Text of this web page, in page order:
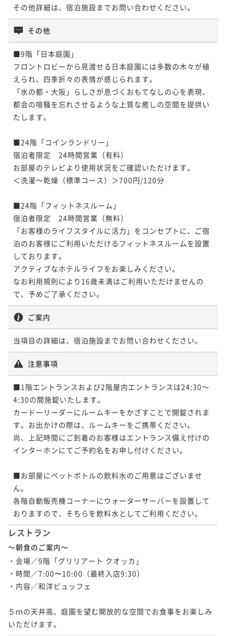
その他詳細は、宿泊施設までお問い合わせください。
その他
■9階「日本庭園」
フロントロビーから見渡せる日本庭園には多数の木々が植
えられ、四季折々の表情が感じられます。
「水の都・大阪」らしさが息づくおもてなしの心を表現、
都会の喧騒を忘れさせるような上質な癒しの空間を提供い
たします。
■24階「コインランドリー」
宿泊者限定　24時間営業（有料）
お部屋のテレビより使用状況をご確認いただけます。
＜洗濯～乾燥（標準コース）＞700円/120分
■24階「フィットネスルーム」
宿泊者限定　24時間営業（無料）
「お客様のライフスタイルに活力」をコンセプトに、ご宿
泊のお客様にご利用いただけるフィットネスルームを設置
しております。
アクティブなホテルライフをお楽しみください。
なお利用規則により16歳未満はご利用いただけませんの
で、予めご了承ください。
ご案内
当項目の詳細は、宿泊施設までお問い合わせください。
注意事項
■1階エントランスおよび2階屋内エントランスは24:30～
4:30の間施錠いたします。
カードーリーダーにルームキーをかざすことで開錠されま
す。お出かけの際は、ルームキーをご携帯ください。
尚、上記時間にご到着のお客様はエントランス備え付けの
インターホンにてご予約名をお申し付けください。
■お部屋にペットボトルの飲料水のご用意はございませ
ん。
各階自動販売機コーナーにウォーターサーバーを設置して
おりますので、そちらを飲料水としてご利用ください。
レストラン
～朝食のご案内～
・会場／9階「グリリアート クオッカ」
・時間／7:00〜10:00（最終入店9:30）
・内容／和洋ビュッフェ
５ｍの天井高、庭園を望む開放的な空間でお食事をお楽しみ
いただけます。